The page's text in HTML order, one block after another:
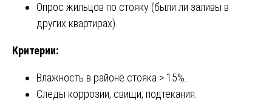
Опрос жильцов по стояку (были ли заливы в
других квартирах).
Критерии:
Влажность в районе стояка > 15%.
Следы коррозии, свищи, подтекания.